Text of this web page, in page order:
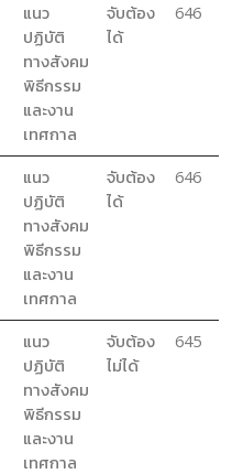
แนว
ปฏิบัติ
ทางสังคม
พิธีกรรม
และงาน
เทศกาล
จับต้อง
ได้
646
แนว
ปฏิบัติ
ทางสังคม
พิธีกรรม
และงาน
เทศกาล
จับต้อง
ได้
646
แนว
ปฏิบัติ
ทางสังคม
พิธีกรรม
และงาน
เทศกาล
จับต้อง
ไม่ได้
645